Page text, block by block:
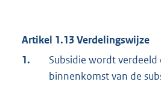
Artikel 1.13 Verdelingswijze
1.
Subsidie wordt
binnenkomst van de